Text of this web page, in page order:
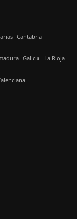
Cantabria
Galicia La Rioja